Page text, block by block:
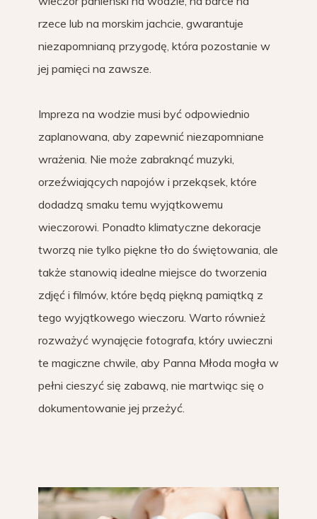
rzece lub na morskim jachcie, gwarantuje
niezapomnianą przygodę, która pozostanie w
jej pamięci na zawsze.
Impreza na wodzie musi być odpowiednio
zaplanowana, aby zapewnić niezapomniane
wrażenia. Nie może zabraknąć muzyki,
orzeźwiających napojów i przekąsek, które
dodadzą smaku temu wyjątkowemu
wieczorowi. Ponadto klimatyczne dekoracje
tworzą nie tylko piękne tło do świętowania, ale
także stanowią idealne miejsce do tworzenia
zdjęć i filmów, które będą piękną pamiątką z
tego wyjątkowego wieczoru. Warto również
rozważyć wynajęcie fotografa, który uwieczni
te magiczne chwile, aby Panna Młoda mogła w
pełni cieszyć się zabawą, nie martwiąc się o
dokumentowanie jej przeżyć.